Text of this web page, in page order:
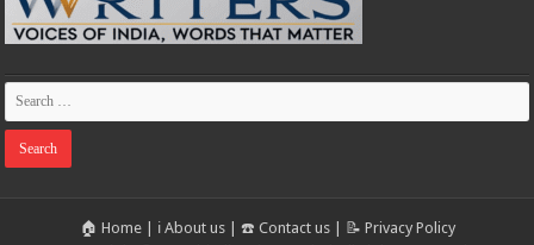
🏠 Home| ℹ️ About us| ☎️ Contact us| 📝 Privacy Policy